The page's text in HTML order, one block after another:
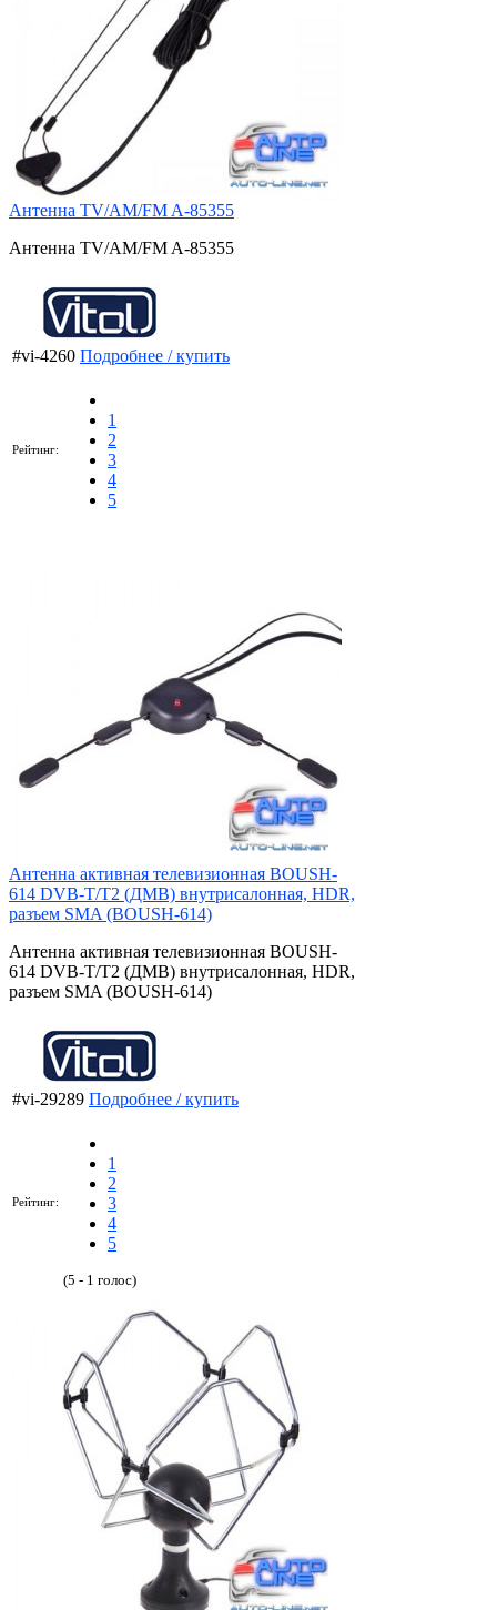
Антенна TV/AM/FM A-85355
Антенна TV/AM/FM A-85355
#vi-4260 Подробнее / купить
Рейтинг:
1
2
3
4
5
Антенна активная телевизионная BOUSH-
614 DVB-T/T2 (ДМВ) внутрисалонная, HDR,
разъем SMA (BOUSH-614)
Антенна активная телевизионная BOUSH-
614 DVB-T/T2 (ДМВ) внутрисалонная, HDR,
разъем SMA (BOUSH-614)
#vi-29289 Подробнее / купить
Рейтинг:
1
2
3
4
5
(5 - 1 голос)